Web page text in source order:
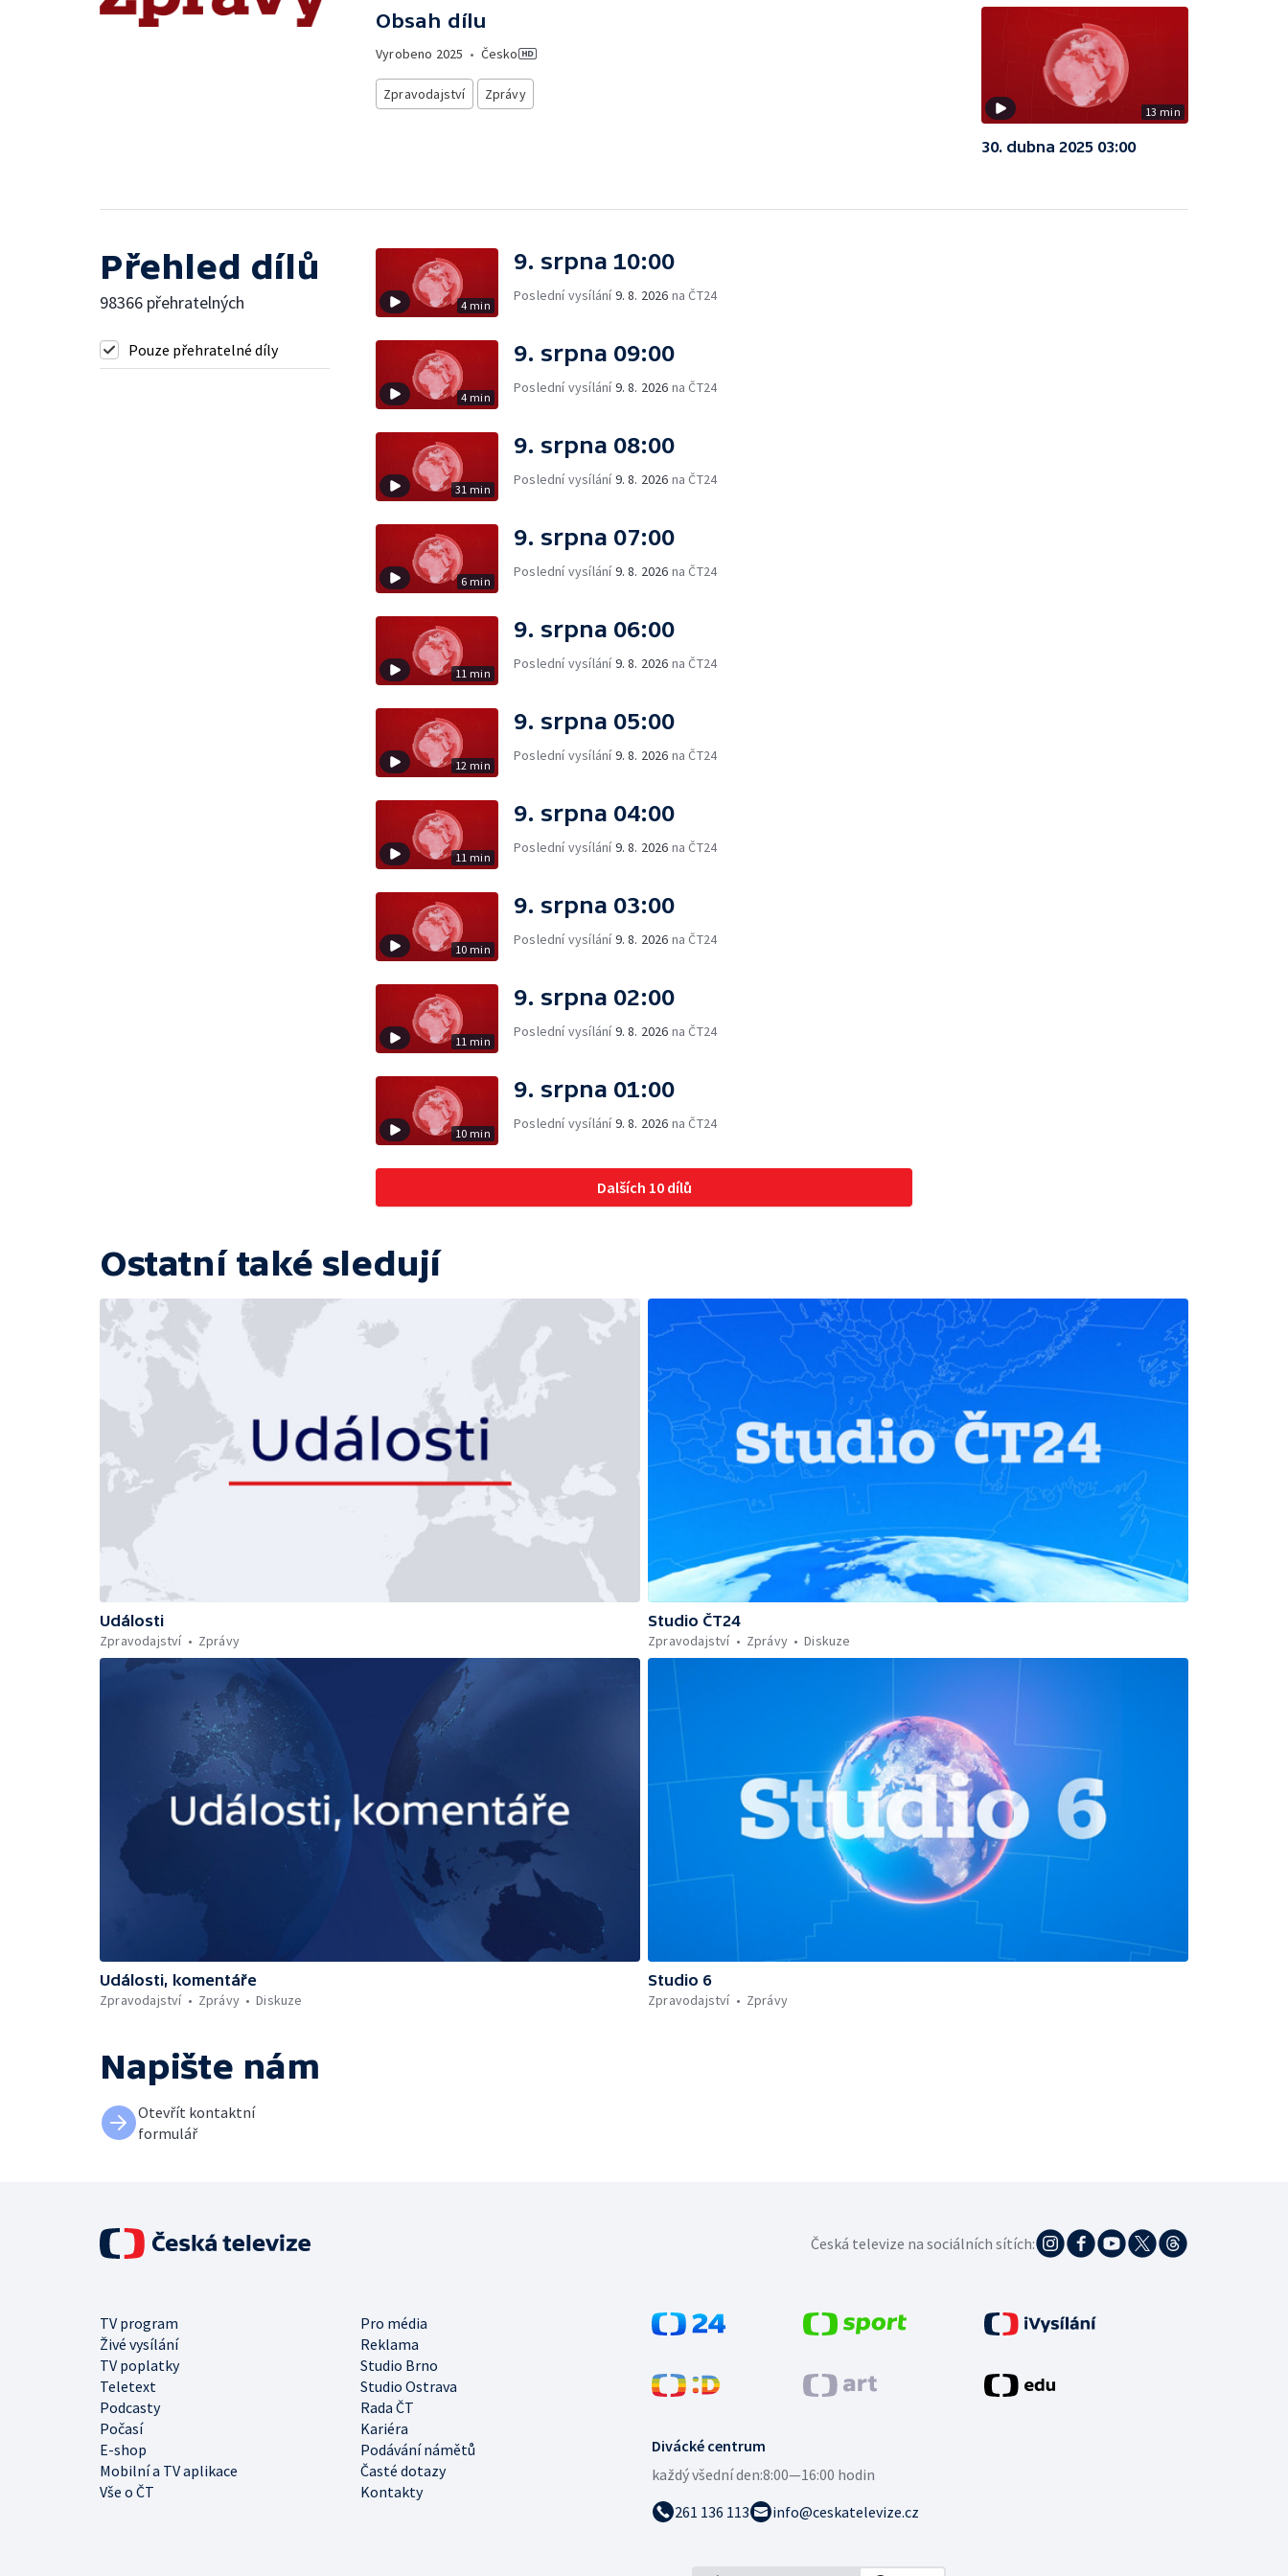
Obsah dílu
Vyrobeno 2025 • Česko
Zpravodajství Zprávy
13 min
30. dubna 2025 03:00
Přehled dílů
98366 přehratelných
Pouze přehratelné díly
4 min
9. srpna 10:00
Poslední vysílání9. 8. 2026 na ČT24
4 min
9. srpna 09:00
Poslední vysílání9. 8. 2026 na ČT24
31 min
9. srpna 08:00
Poslední vysílání9. 8. 2026 na ČT24
6 min
9. srpna 07:00
Poslední vysílání9. 8. 2026 na ČT24
11 min
9. srpna 06:00
Poslední vysílání9. 8. 2026 na ČT24
12 min
9. srpna 05:00
Poslední vysílání9. 8. 2026 na ČT24
11 min
9. srpna 04:00
Poslední vysílání9. 8. 2026 na ČT24
10 min
9. srpna 03:00
Poslední vysílání9. 8. 2026 na ČT24
11 min
9. srpna 02:00
Poslední vysílání9. 8. 2026 na ČT24
10 min
9. srpna 01:00
Poslední vysílání9. 8. 2026 na ČT24
Dalších 10 dílů
Ostatní také sledují
Události
Zpravodajství
Zprávy
Studio ČT24
Zpravodajství
Zprávy Diskuze
Události, komentáře
Zpravodajství
Zprávy Diskuze
Studio 6
Zpravodajství
Zprávy
Napište nám
Otevřít kontaktní
formulář
Divácké centrum
každý všední den:8:00—16:00 hodin
261 136 113
info@ceskatelevize.cz
TV program
Pro média
Živé vysílání
Reklama
TV poplatky
Studio Brno
Teletext
Studio Ostrava
Podcasty
Rada ČT
Počasí
Kariéra
E-shop
Podávání námětů
Mobilní a TV aplikace
Časté dotazy
Vše o ČT
Kontakty
Česká televize na sociálních sítích: